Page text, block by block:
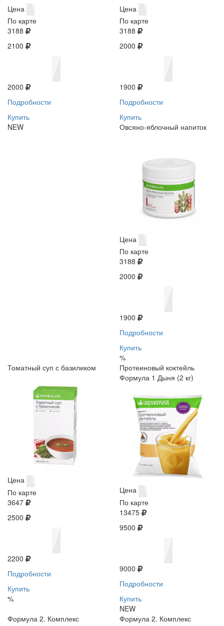
Цена
По карте
3188
2100
2000
Подробности
Купить
NEW
Цена
По карте
3188
2000
1900
Подробности
Купить
Овсяно-яблочный напиток
Цена
По карте
3188
2000
1900
Подробности
Купить
%
Томатный суп с базиликом
Цена
По карте
3647
2500
2200
Подробности
Купить
%
Протеиновый коктейль
Формула 1 Дыня (2 кг)
Цена
По карте
13475
9500
9000
Подробности
Купить
NEW
Формула 2. Комплекс
Формула 2. Комплекс